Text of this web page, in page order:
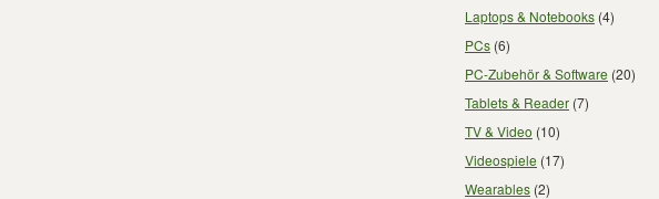
Laptops & Notebooks (4)
PCs (6)
PC-Zubehör & Software (20)
Tablets & Reader (7)
TV & Video (10)
Videospiele (17)
Wearables (2)